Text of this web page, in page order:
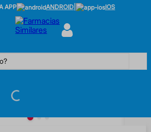
APP ANDROID IOS